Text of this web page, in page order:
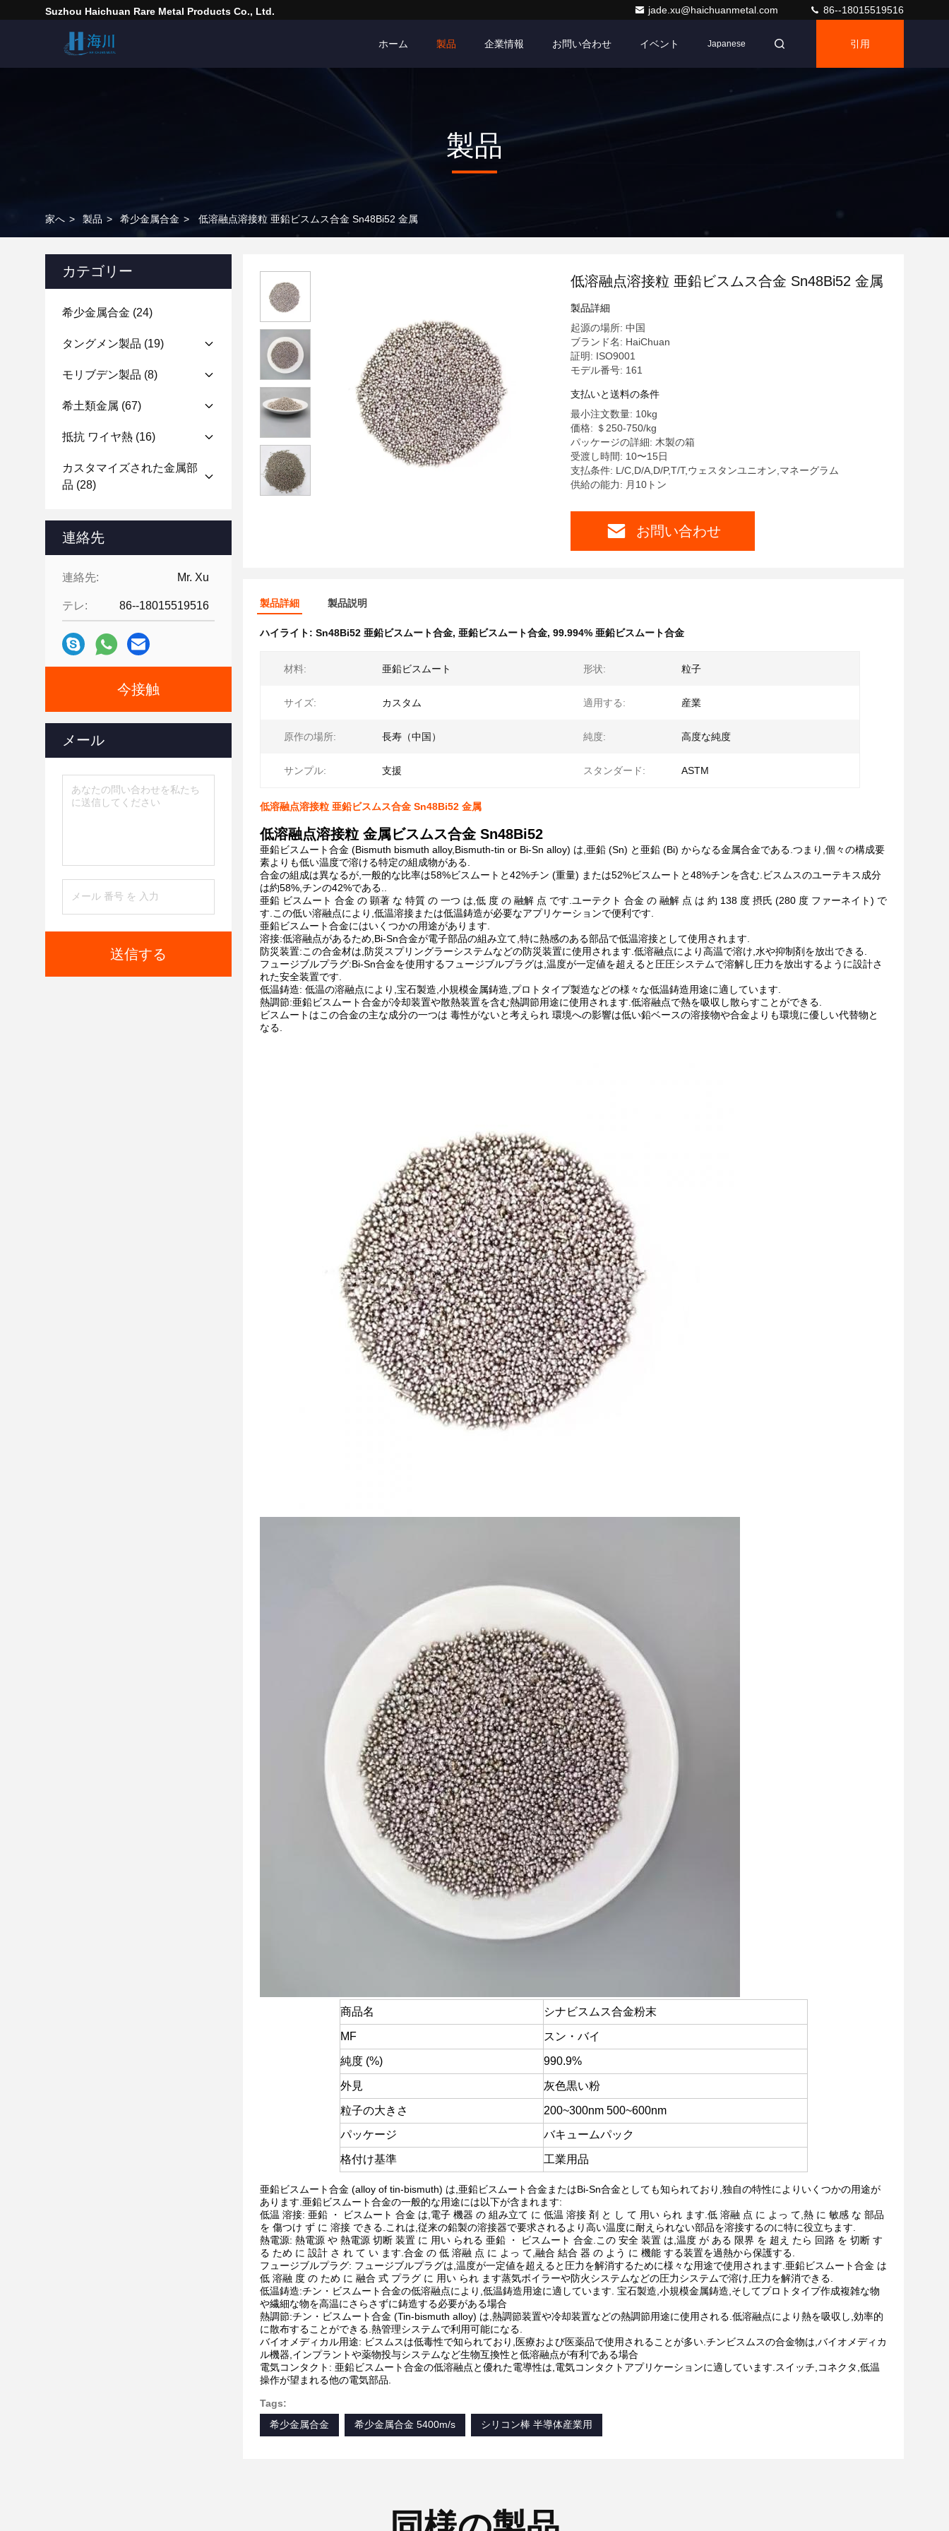
Suzhou Haichuan Rare Metal Products Co., Ltd. jade.xu@haichuanmetal.com 86--18015519516
ホーム 製品 企業情報 お問い合わせ イベント Japanese 引用
製品
家へ > 製品 > 希少金属合金 > 低溶融点溶接粒 亜鉛ビスムス合金 Sn48Bi52 金属
カテゴリー
希少金属合金 (24)
タングメン製品 (19)
モリブデン製品 (8)
希土類金属 (67)
抵抗 ワイヤ熱 (16)
カスタマイズされた金属部
品 (28)
連絡先
連絡先: Mr. Xu
テレ: 86--18015519516
今接触
メール
送信する
低溶融点溶接粒 亜鉛ビスムス合金 Sn48Bi52 金属
製品詳細
起源の場所: 中国
ブランド名: HaiChuan
証明: ISO9001
モデル番号: 161
支払いと送料の条件
最小注文数量: 10kg
価格: ＄250-750/kg
パッケージの詳細: 木製の箱
受渡し時間: 10〜15日
支払条件: L/C,D/A,D/P,T/T,ウェスタンユニオン,マネーグラム
供給の能力: 月10トン
お問い合わせ
製品詳細 製品説明
ハイライト: Sn48Bi52 亜鉛ビスムート合金, 亜鉛ビスムート合金, 99.994% 亜鉛ビスムート合金
材料: 亜鉛ビスムート 形状: 粒子
サイズ: カスタム 適用する: 産業
原作の場所: 長寿（中国） 純度: 高度な純度
サンプル: 支援 スタンダード: ASTM
低溶融点溶接粒 亜鉛ビスムス合金 Sn48Bi52 金属
低溶融点溶接粒 金属ビスムス合金 Sn48Bi52
亜鉛ビスムート合金 (Bismuth bismuth alloy,Bismuth-tin or Bi-Sn alloy) は,亜鉛 (Sn) と亜鉛 (Bi) からなる金属合金である.つまり,個々の構成要
素よりも低い温度で溶ける特定の組成物がある.
合金の組成は異なるが,一般的な比率は58%ビスムートと42%チン (重量) または52%ビスムートと48%チンを含む.ビスムスのユーテキス成分
は約58%,チンの42%である..
亜鉛 ビスムート 合金 の 顕著 な 特質 の 一つ は,低 度 の 融解 点 です.ユーテクト 合金 の 融解 点 は 約 138 度 摂氏 (280 度 ファーネイト) で
す.この低い溶融点により,低温溶接または低温鋳造が必要なアプリケーションで便利です.
亜鉛ビスムート合金にはいくつかの用途があります.
溶接:低溶融点があるため,Bi-Sn合金が電子部品の組み立て,特に熱感のある部品で低温溶接として使用されます.
防災装置:この合金材は,防災スプリングラーシステムなどの防災装置に使用されます.低溶融点により高温で溶け,水や抑制剤を放出できる.
フュージブルプラグ:Bi-Sn合金を使用するフュージブルプラグは,温度が一定値を超えると圧圧システムで溶解し圧力を放出するように設計さ
れた安全装置です.
低温鋳造: 低温の溶融点により,宝石製造,小規模金属鋳造,プロトタイプ製造などの様々な低温鋳造用途に適しています.
熱調節:亜鉛ビスムート合金が冷却装置や散熱装置を含む熱調節用途に使用されます.低溶融点で熱を吸収し散らすことができる.
ビスムートはこの合金の主な成分の一つは 毒性がないと考えられ 環境への影響は低い鉛ベースの溶接物や合金よりも環境に優しい代替物と
なる.
商品名 シナビスムス合金粉末
MF スン・バイ
純度 (%) 990.9%
外見 灰色黒い粉
粒子の大きさ
200~300nm 500~600nm
パッケージ
バキュームパック
格付け基準 工業用品
亜鉛ビスムート合金 (alloy of tin-bismuth) は,亜鉛ビスムート合金またはBi-Sn合金としても知られており,独自の特性によりいくつかの用途が
あります.亜鉛ビスムート合金の一般的な用途には以下が含まれます:
低温 溶接: 亜鉛 ・ ビスムート 合金 は,電子 機器 の 組み立て に 低温 溶接 剤 と し て 用い られ ます.低 溶融 点 に よっ て,熱 に 敏感 な 部品
を 傷つけ ず に 溶接 できる.これは,従来の鉛製の溶接器で要求されるより高い温度に耐えられない部品を溶接するのに特に役立ちます.
熱電源: 熱電源 や 熱電源 切断 装置 に 用い られる 亜鉛 ・ ビスムート 合金.この 安全 装置 は,温度 が ある 限界 を 超え たら 回路 を 切断 す
る ため に 設計 さ れ て い ます.合金 の 低 溶融 点 に よっ て,融合 結合 器 の よう に 機能 する装置を過熱から保護する.
フュージブルプラグ: フュージブルプラグは,温度が一定値を超えると圧力を解消するために様々な用途で使用されます.亜鉛ビスムート合金 は
低 溶融 度 の ため に 融合 式 プラグ に 用い られ ます蒸気ボイラーや防火システムなどの圧力システムで溶け,圧力を解消できる.
低温鋳造:チン・ビスムート合金の低溶融点により,低温鋳造用途に適しています. 宝石製造,小規模金属鋳造,そしてプロトタイプ作成複雑な物
や繊細な物を高温にさらさずに鋳造する必要がある場合
熱調節:チン・ビスムート合金 (Tin-bismuth alloy) は,熱調節装置や冷却装置などの熱調節用途に使用される.低溶融点により熱を吸収し,効率的
に散布することができる.熱管理システムで利用可能になる.
バイオメディカル用途: ビスムスは低毒性で知られており,医療および医薬品で使用されることが多い.チンビスムスの合金物は,バイオメディカ
ル機器,インプラントや薬物投与システムなど生物互換性と低溶融点が有利である場合
電気コンタクト: 亜鉛ビスムート合金の低溶融点と優れた電導性は,電気コンタクトアプリケーションに適しています.スイッチ,コネクタ,低温
操作が望まれる他の電気部品.
Tags:
希少金属合金
希少金属合金 5400m/s シリコン棒 半導体産業用